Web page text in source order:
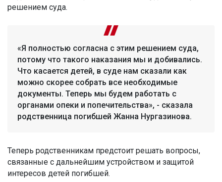
решением суда.
«Я полностью согласна с этим решением суда,
потому что такого наказания мы и добивались.
Что касается детей, в суде нам сказали как
можно скорее собрать все необходимые
документы. Теперь мы будем работать с
органами опеки и попечительства», - сказала
родственница погибшей Жанна Нургазинова.
Теперь родственникам предстоит решать вопросы,
связанные с дальнейшим устройством и защитой
интересов детей погибшей.